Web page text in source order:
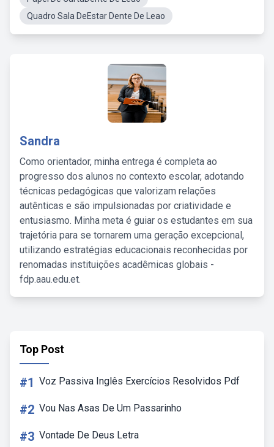
Quadro Sala DeEstar Dente De Leao
Sandra
Como orientador, minha entrega é completa ao
progresso dos alunos no contexto escolar, adotando
técnicas pedagógicas que valorizam relações
autênticas e são impulsionadas por criatividade e
entusiasmo. Minha meta é guiar os estudantes em sua
trajetória para se tornarem uma geração excepcional,
utilizando estratégias educacionais reconhecidas por
renomadas instituições acadêmicas globais -
fdp.aau.edu.et.
Top Post
#1 Voz Passiva Inglês Exercícios Resolvidos Pdf
#2 Vou Nas Asas De Um Passarinho
#3 Vontade De Deus Letra